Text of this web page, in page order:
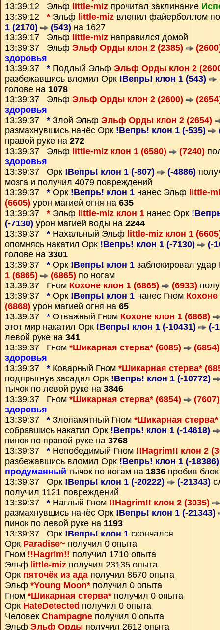
13:39:12 Эльф little-miz прочитал заклинание
13:39:12 * Эльф little-miz влепил файерболлом
1 (2170)
(543) на 1627
13:39:17 Эльф little-miz направился домой
13:39:37 Эльф Эльф Орды клон 2 (2385)
здоровья
13:39:37 * Подлый Эльф Эльф Орды клон 2
разбежавшись вломил Орк !Вепрь! клон 1 (543)
голове на 1078
13:39:37 Эльф Эльф Орды клон 2 (2600)
здоровья
13:39:37 * Злой Эльф Эльф Орды клон 2 (2654)
размахнувшись нанёс Орк !Вепрь! клон 1 (-535)
правой руке на 272
13:39:37 Эльф little-miz клон 1 (6580) (7240)
здоровья
13:39:37 Орк !Вепрь! клон 1 (-807) (-4886)
мозга и получил 4079 повреждений
13:39:37 * Орк !Вепрь! клон 1 нанес Эльф little-
(6605) урон магией огня на 635
13:39:37 * Эльф little-miz клон 1 нанес Орк
(-7130) урон магией воды на 2244
13:39:37 * Нахальный Эльф little-miz клон 1
опомнясь накатил Орк !Вепрь! клон 1 (-7130)
(-
голове на 3301
13:39:37 * Орк !Вепрь! клон 1 заблокировал
1 (6865)
(6865) по ногам
13:39:37 Гном Кохоне клон 1 (6865) (6933)
13:39:37 * Орк !Вепрь! клон 1 нанес Гном Кохоне
(6868) урон магией огня на 65
13:39:37 * Отважный Гном Кохоне клон 1 (6868)
этот мир накатил Орк !Вепрь! клон 1 (-10431)
(-
левой руке на 341
13:39:37 Гном *Шикарная стерва* (6085) (6854)
здоровья
13:39:37 * Коварный Гном *Шикарная стерва*
подпрыгнув засадил Орк !Вепрь! клон 1 (-10772)
тычок по левой руке на 3846
13:39:37 Гном *Шикарная стерва* (6854) (7607)
здоровья
13:39:37 * Злопамятный Гном *Шикарная
собравшись накатил Орк !Вепрь! клон 1 (-14618)
пинок по правой руке на 3768
13:39:37 * Непобедимый Гном !!Hagrim!! клон 2
разбежавшись вломил Орк !Вепрь! клон 1 (-
продуманный тычок по ногам на 1836 пробив блок
13:39:37 Орк !Вепрь! клон 1 (-20222) (-21343)
получил 1121 повреждений
13:39:37 * Наглый Гном !!Hagrim!! клон 2 (3035)
размахнувшись нанёс Орк !Вепрь! клон 1 (-21343)
пинок по левой руке на 1193
13:39:37 Орк !Вепрь! клон 1 скончался
Орк Paradise~ получил 0 опыта
Гном !!Hagrim!! получил 1710 опыта
Эльф little-miz получил 23135 опыта
Орк пяточёк из адаполучил 8670 опыта
Эльф *Young Moon* получил 0 опыта
Гном *Шикарная стерва* получил 0 опыта
Орк HateDetected получил 0 опыта
Человек Champagne получил 0 опыта
Эльф Эльф Орды получил 2612 опыта